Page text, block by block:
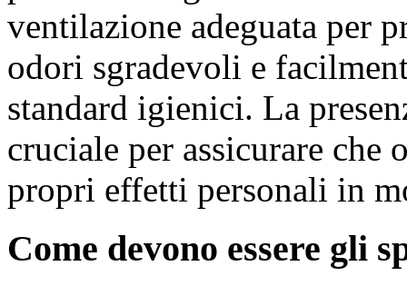
ventilazione adeguata per
odori sgradevoli e
standard igienici. La
cruciale per assicurare che
propri effetti personali in
Come devono essere gli